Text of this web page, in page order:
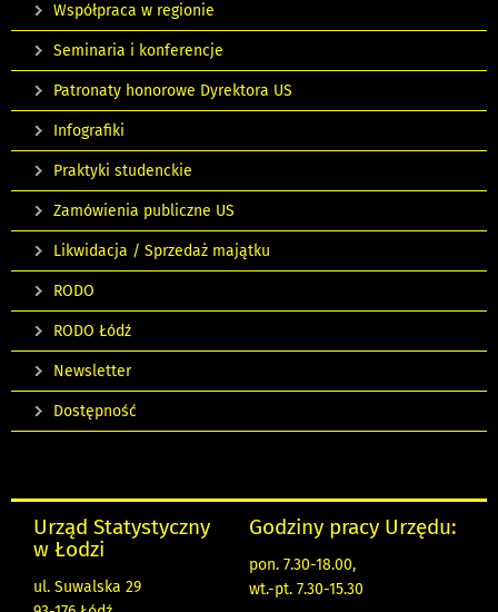
Współpraca w regionie
Seminaria i konferencje
Patronaty honorowe Dyrektora US
Infografiki
Praktyki studenckie
Zamówienia publiczne US
Likwidacja / Sprzedaż majątku
RODO
RODO Łódź
Newsletter
Dostępność
Urząd Statystyczny
w Łodzi
ul. Suwalska 29
Godziny pracy Urzędu:
pon. 7.30-18.00,
wt.-pt. 7.30-15.30